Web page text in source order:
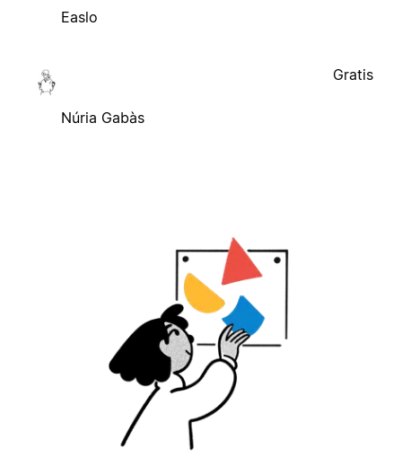
Easlo
Núria Gabàs
Gratis